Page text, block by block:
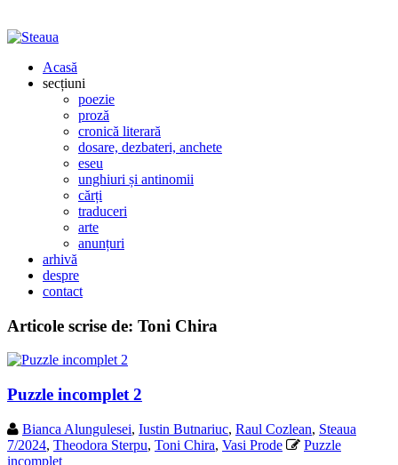
Acasă
secțiuni
poezie
proză
cronică literară
dosare, dezbateri, anchete
eseu
unghiuri și antinomii
cărți
traduceri
arte
anunțuri
arhivă
despre
contact
Articole scrise de: Toni Chira
Puzzle incomplet 2
Bianca Alungulesei, Iustin Butnariuc, Raul Cozlean, Steaua
7/2024, Theodora Sterpu, Toni Chira, Vasi Prode
Puzzle
incomplet